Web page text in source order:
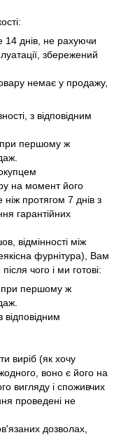
14 днів, не рахуючи
збережений
немає у продажу,
з відповідним
при першому ж
на момент його
ніж протягом 7 днів з
гарантійних
відмінності між
фурнітура), Вам
чого і ми готові:
при першому ж
виріб (як хочу
воно є його на
вигляду і споживчих
проведені не
дозволах,